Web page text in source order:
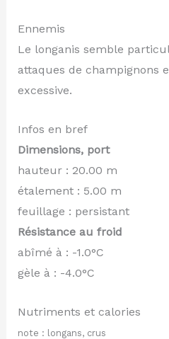
Ennemis
Le longanis semble
attaques de champignons
excessive.
Infos en bref
Dimensions, port
hauteur : 20.00 m
étalement : 5.00 m
feuillage : persistant
Résistance au froid
abîmé à : -1.0°C
gèle à : -4.0°C
Nutriments et calories
note : longans, crus